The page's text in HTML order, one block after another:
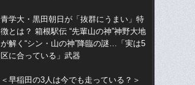
青学大・黒田朝日が「抜群にうまい」特
徴とは？ 箱根駅伝 “先輩山の神”神野大地
が解く“シン・山の神”降臨の謎…「実は5
区に合っている」武器
＜早稲田の3人は今でも走っている？＞